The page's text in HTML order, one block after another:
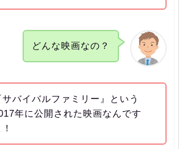
どんな映画なの？
サバイバルファミリー』という
年に公開された映画なんです